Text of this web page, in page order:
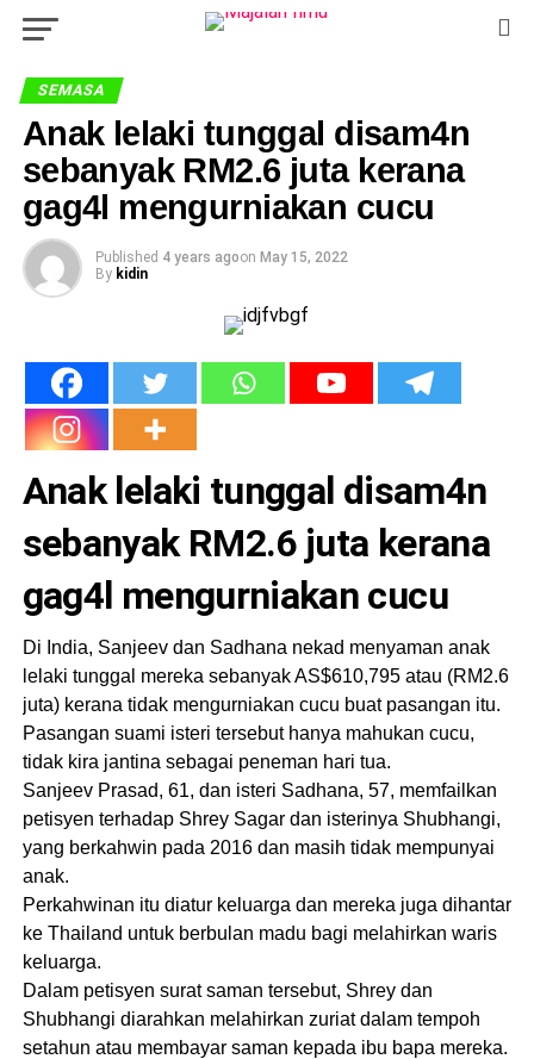
SEMASA
Anak lelaki tunggal disam4n
sebanyak RM2.6 juta kerana
gag4l mengurniakan cucu
Published 4 years agoon May 15, 2022
By kidin
Anak lelaki tunggal disam4n
sebanyak RM2.6 juta kerana
gag4l mengurniakan cucu
Di India, Sanjeev dan Sadhana nekad menyaman anak
lelaki tunggal mereka sebanyak AS$610,795 atau (RM2.6
juta) kerana tidak mengurniakan cucu buat pasangan itu.
Pasangan suami isteri tersebut hanya mahukan cucu,
tidak kira jantina sebagai peneman hari tua.
Sanjeev Prasad, 61, dan isteri Sadhana, 57, memfailkan
petisyen terhadap Shrey Sagar dan isterinya Shubhangi,
yang berkahwin pada 2016 dan masih tidak mempunyai
anak.
Perkahwinan itu diatur keluarga dan mereka juga dihantar
ke Thailand untuk berbulan madu bagi melahirkan waris
keluarga.
Dalam petisyen surat saman tersebut, Shrey dan
Shubhangi diarahkan melahirkan zuriat dalam tempoh
setahun atau membayar saman kepada ibu bapa mereka.